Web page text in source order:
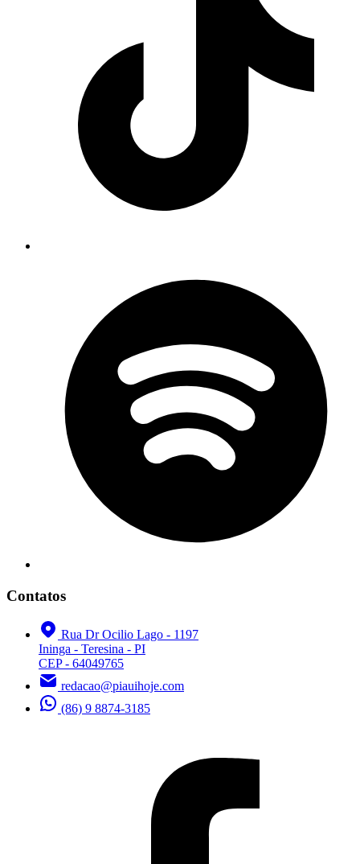
Contatos
Rua Dr Ocilio Lago - 1197
Ininga - Teresina - PI
CEP - 64049765
redacao@piauihoje.com
(86) 9 8874-3185